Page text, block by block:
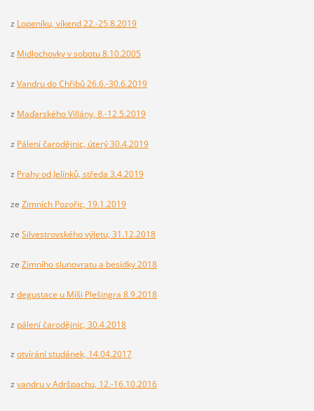
z Lopeníku, víkend 22.-25.8.2019
z Midlochovky v sobotu 8.10.2005
z Vandru do Chřibů 26.6.-30.6.2019
z Maďarského Villány, 8.-12.5.2019
z Pálení čarodějnic, úterý 30.4.2019
z Prahy od Jelínků, středa 3.4.2019
ze Zimních Pozořic, 19.1.2019
ze Silvestrovského výletu, 31.12.2018
ze Zimního slunovratu a besídky 2018
z degustace u Míši Plešingra 8.9.2018
z pálení čarodějnic, 30.4.2018
z otvírání studánek, 14.04.2017
z vandru v Adršpachu, 12.-16.10.2016